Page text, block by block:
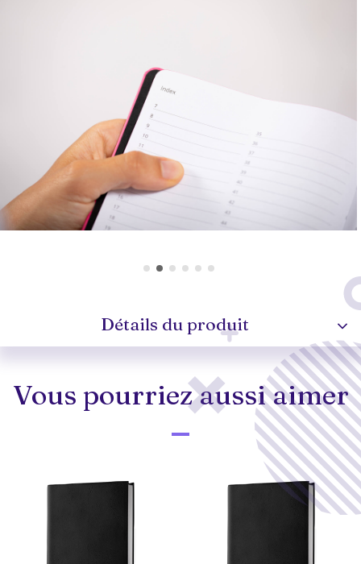
Détails du produit
Vous pourriez aussi aimer